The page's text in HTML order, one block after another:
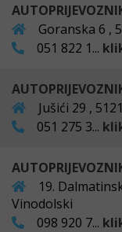
Goranska 6 ,
051 822 1...
Jušići 29 ,
051 275 3...
19.
Vinodolski
098 920 7...